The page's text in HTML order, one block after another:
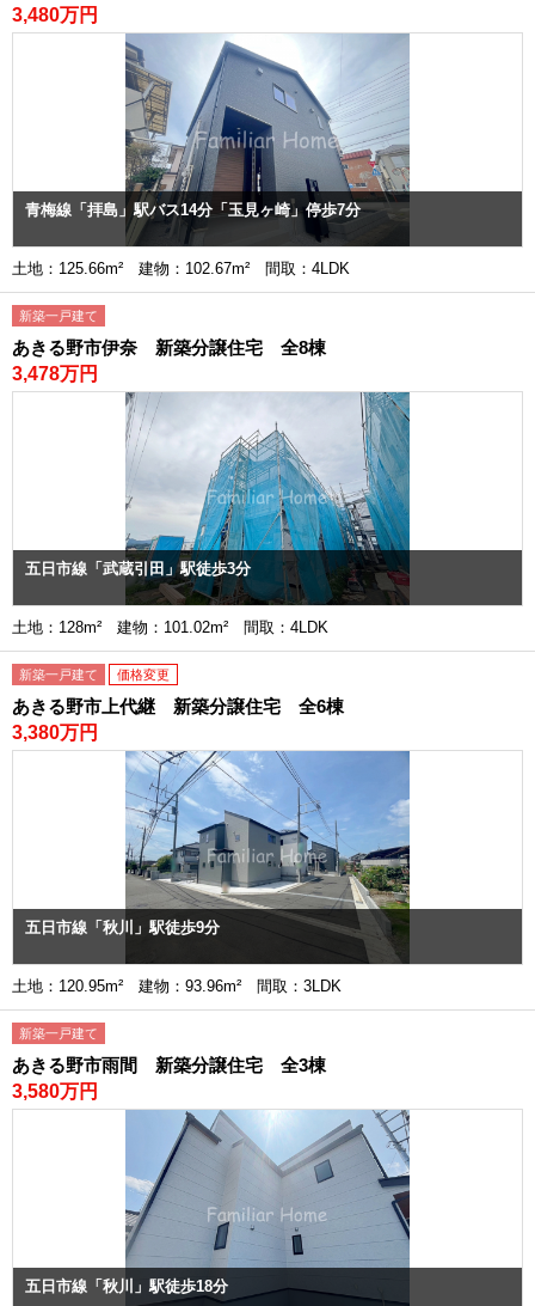
3,480万円
青梅線「拝島」駅バス14分「玉見ヶ崎」停歩7分
土地：125.66m² 建物：102.67m² 間取：4LDK
新築一戸建て
あきる野市伊奈 新築分譲住宅 全8棟
3,478万円
五日市線「武蔵引田」駅徒歩3分
土地：128m² 建物：101.02m² 間取：4LDK
新築一戸建て 価格変更
あきる野市上代継 新築分譲住宅 全6棟
3,380万円
五日市線「秋川」駅徒歩9分
土地：120.95m² 建物：93.96m² 間取：3LDK
新築一戸建て
あきる野市雨間 新築分譲住宅 全3棟
3,580万円
五日市線「秋川」駅徒歩18分